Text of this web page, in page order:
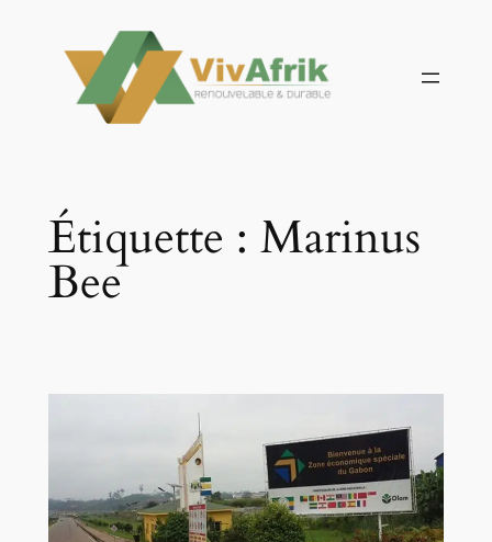
contenu
Étiquette : Marinus
Bee